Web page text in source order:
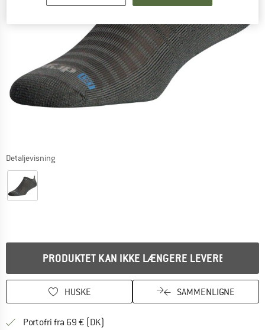
Detaljevisning
PRODUKTET KAN IKKE LÆNGERE LEVERES
HUSKE SAMMENLIGNE
Portofri fra 69 € (DK)